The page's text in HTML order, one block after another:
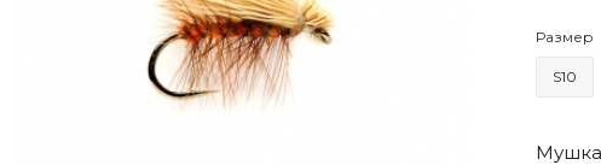
Размер
S10
Мушка